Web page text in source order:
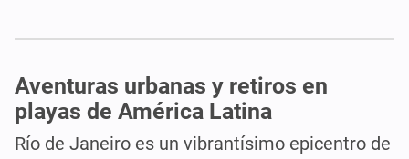
Aventuras urbanas y retiros en
playas de América Latina
Río de Janeiro es un vibrantísimo epicentro de